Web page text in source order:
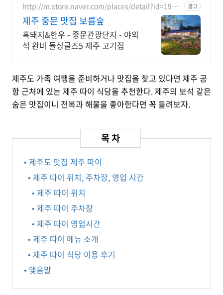
http://m.store.naver.com/places/detail?id=1986
476885
광고
제주 중문 맛집 보름숲
흑돼지&한우 - 중문관광단지 - 야외
석 완비 돌싱글즈5 제주 고기집
제주도 가족 여행을 준비하거나 맛집을 찾고 있다면 제주 공
항 근처에 있는 제주 따이 식당을 추천한다. 제주의 보석 같은
숨은 맛집이니 전복과 해물을 좋아한다면 꼭 들려보자.
• 제주도 맛집 제주 따이
• 제주 따이 위치, 주차장, 영업 시간
• 제주 따이 위치
• 제주 따이 주차장
• 제주 따이 영업시간
• 제주 따이 메뉴 소개
• 제주 따이 식당 이용 후기
• 맺음말